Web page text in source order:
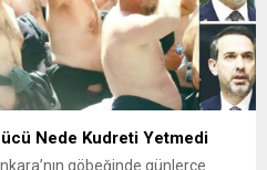
Nede Kudreti Yetmedi
göbeğinde günlerce